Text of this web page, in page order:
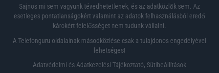
Sajnos mi sem vagyunk tévedhetetlenek, és az adatközlők sem. Az
esetleges pontatlanságokért valamint az adatok felhasználásból eredő
károkért felelősséget nem tudunk vállalni.
A Telefonguru oldalainak másodközlése csak a tulajdonos engedélyével
lehetséges!
Adatvédelmi és Adatkezelési Tájékoztató, Sütibeállítások